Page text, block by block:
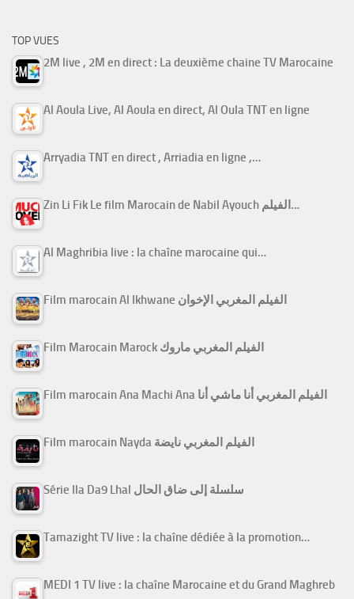
TOP VUES
2M live , 2M en direct : La deuxième chaine TV Marocaine
Al Aoula Live, Al Aoula en direct, Al Oula TNT en ligne
Arryadia TNT en direct , Arriadia en ligne ,…
Zin Li Fik Le film Marocain de Nabil Ayouch الفيلم…
Al Maghribia live : la chaîne marocaine qui…
Film marocain Al Ikhwane الفيلم المغربي الإخوان
Film Marocain Marock الفيلم المغربي ماروك
Film marocain Ana Machi Ana الفيلم المغربي أنا ماشي أنا
Film marocain Nayda الفيلم المغربي نايضة
Série Ila Da9 Lhal سلسلة إلى ضاق الحال
Tamazight TV live : la chaîne dédiée à la promotion…
MEDI 1 TV live : la chaîne Marocaine et du Grand Maghreb